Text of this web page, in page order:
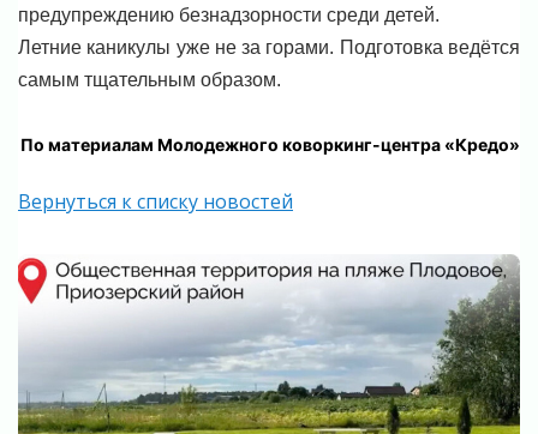
предупреждению безнадзорности среди детей.
Летние каникулы уже не за горами. Подготовка ведётся
самым тщательным образом.
По материалам Молодежного коворкинг-центра «Кредо»
Вернуться к списку новостей